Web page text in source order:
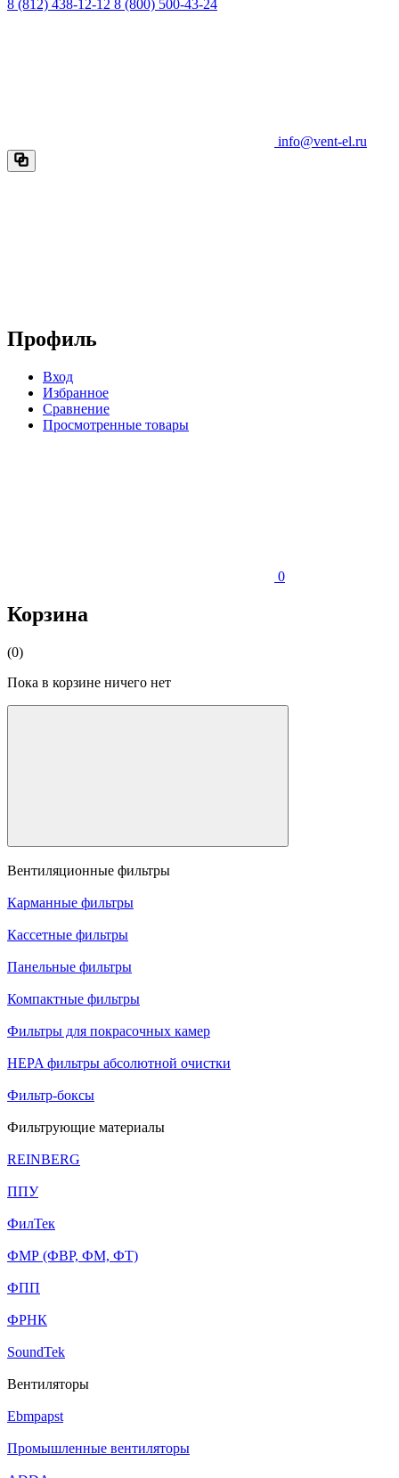
8 (812) 438-12-12 8 (800) 500-43-24
info@vent-el.ru
Профиль
Вход
Избранное
Сравнение
Просмотренные товары
0
Корзина
(0)
Пока в корзине ничего нет
Вентиляционные фильтры
Карманные фильтры
Кассетные фильтры
Панельные фильтры
Компактные фильтры
Фильтры для покрасочных камер
HEPA фильтры абсолютной очистки
Фильтр-боксы
Фильтрующие материалы
REINBERG
ППУ
ФилТек
ФМР (ФВР, ФМ, ФТ)
ФПП
ФРНК
SoundTek
Вентиляторы
Ebmpapst
Промышленные вентиляторы